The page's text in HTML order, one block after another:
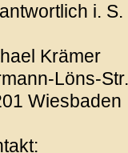
i. S.
Krämer
Löns-
Wiesbaden